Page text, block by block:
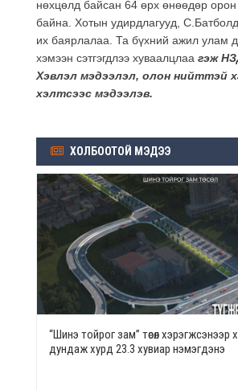
нөхцөлд байсан 64 өрх өнөөдөр
байна. Хотын удирдлагууд,
их баярлалаа. Та бүхний ажил улам
хэмээн сэтгэгдлээ хуваалцлаа гэж
Хэвлэл мэдээлэл, олон нийттэй
хэлтсээс мэдээлэв.
ХОЛБООТОЙ МЭДЭЭ
“Шинэ тойрог зам” төсөл хэрэгжсэнээр
дундаж хурд 23.3 хувиар нэмэгдэнэ